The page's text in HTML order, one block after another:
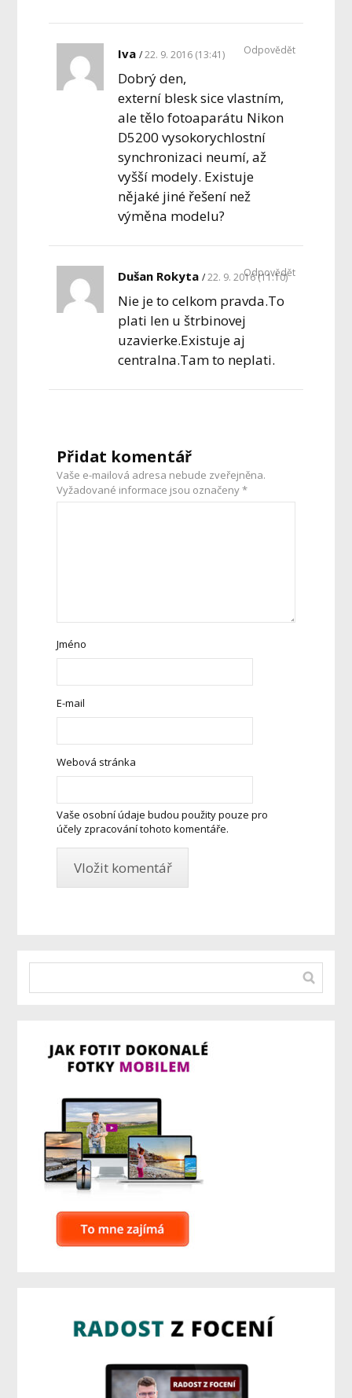
Iva 22. 9. 2016 (13:41)
Dobrý den,
externí blesk sice vlastním,
ale tělo fotoaparátu Nikon
D5200 vysokorychlostní
synchronizaci neumí, až
vyšší modely. Existuje
nějaké jiné řešení než
výměna modelu?
Odpovědět
Dušan Rokyta 22. 9. 2016 (11:10)
Nie je to celkom pravda.To
plati len u štrbinovej
uzavierke.Existuje aj
centralna.Tam to neplati.
Odpovědět
Přidat komentář
Vaše e-mailová adresa nebude zveřejněna.
Vyžadované informace jsou označeny*
Jméno
E-mail
Webová stránka
Vaše osobní údaje budou použity pouze pro
účely zpracování tohoto komentáře.